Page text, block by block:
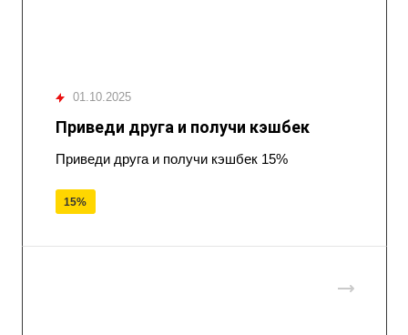
01.10.2025
Приведи друга и получи кэшбек
Приведи друга и получи кэшбек 15%
15%